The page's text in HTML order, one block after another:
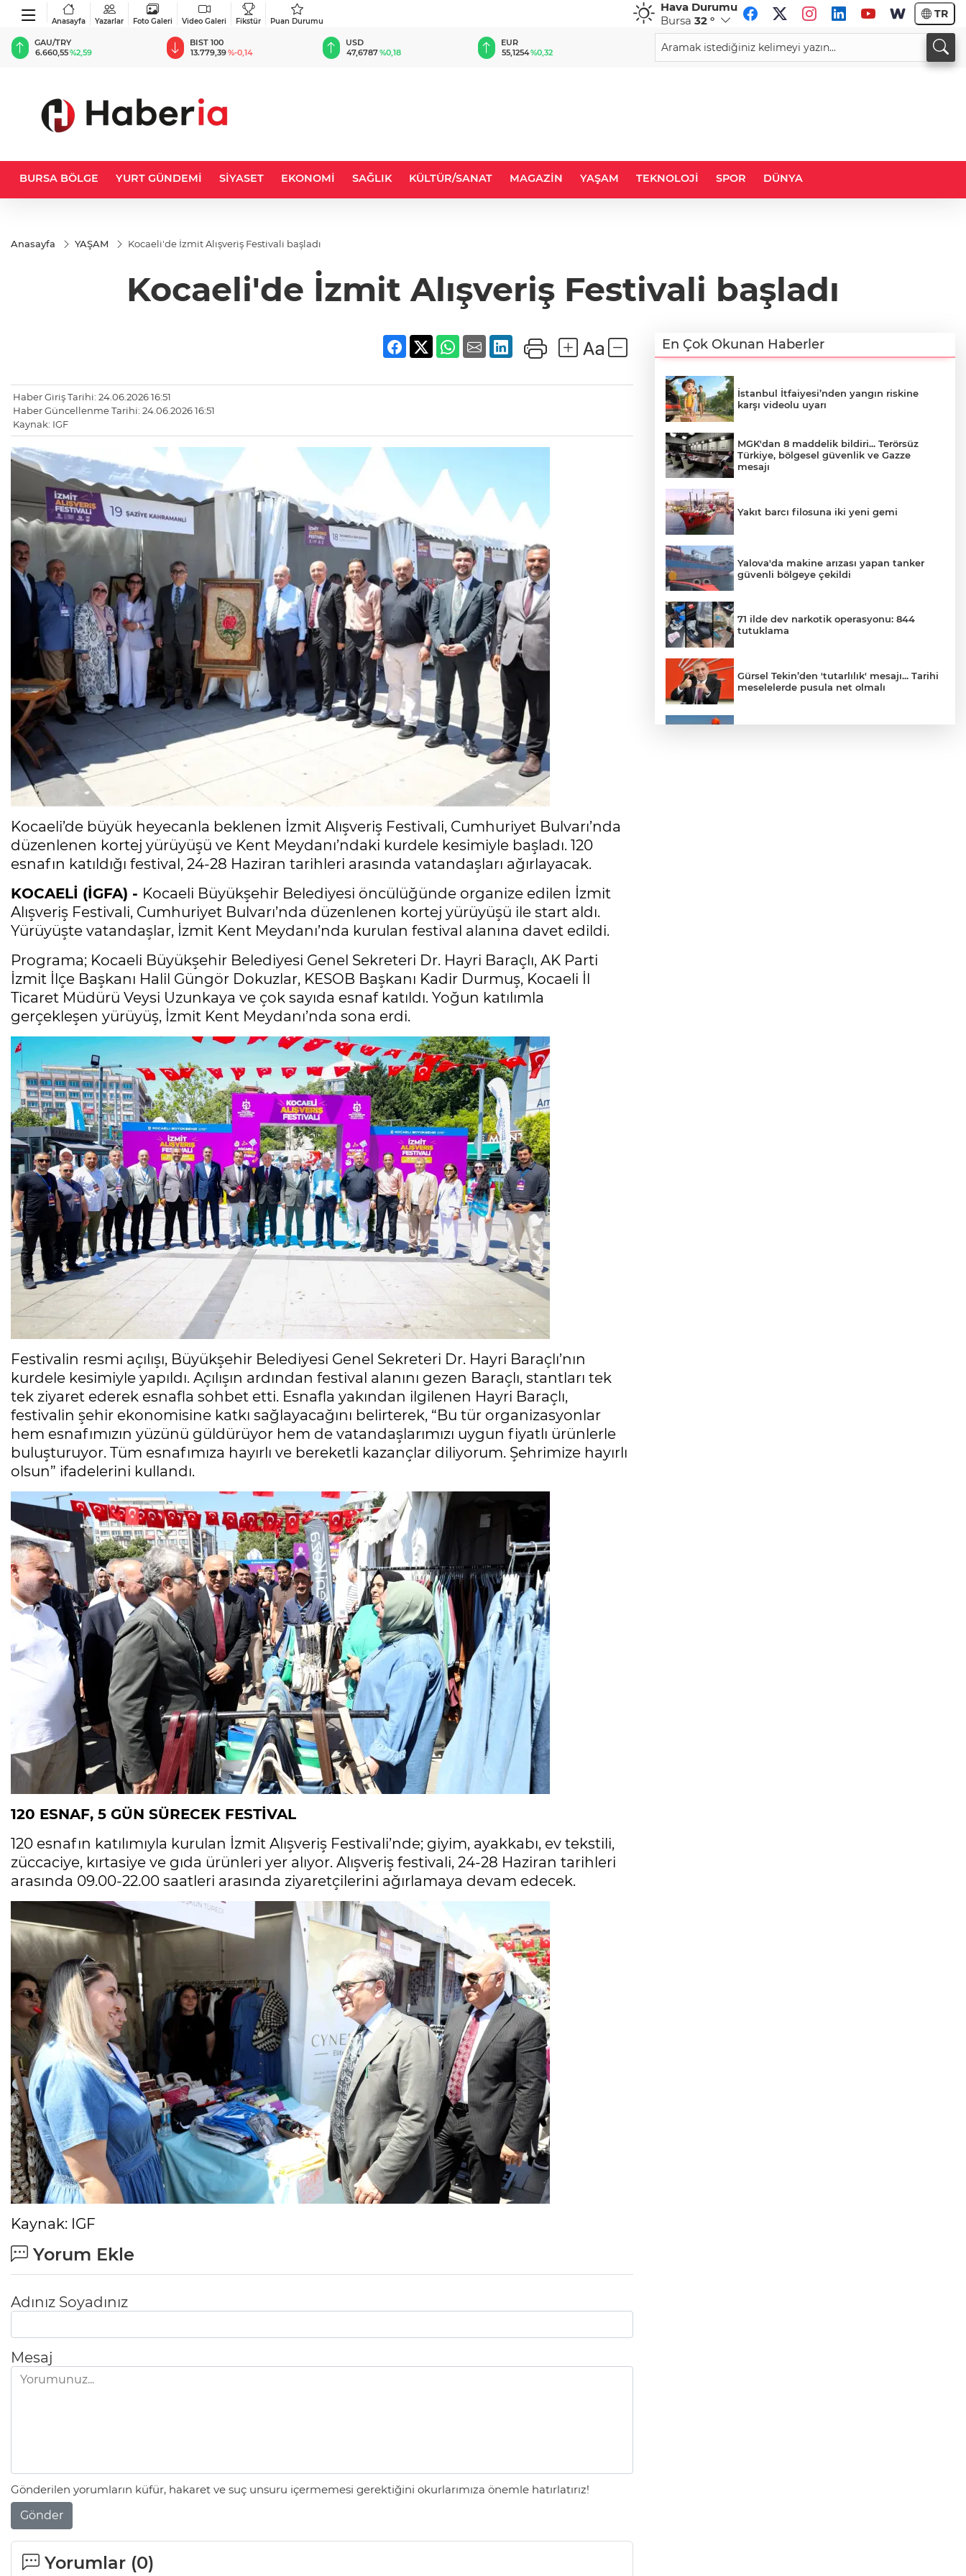
Anasayfa Yazarlar Foto Galeri Video Galeri Fikstür Puan Durumu
Hava Durumu
Bursa 32 ° TR
BIST 100
13.779,39%-0,14
USD
47,6787%0,18
EUR
55,1254%0,32
GBP
64,3468%0,38
CHF
59,0083%0,82
34,1883
BURSA BÖLGE YURT GÜNDEMİ SİYASET EKONOMİ SAĞLIK KÜLTÜR/SANAT MAGAZİN YAŞAM TEKNOLOJİ SPOR DÜNYA
Anasayfa YAŞAM Kocaeli'de İzmit Alışveriş Festivali başladı
Kocaeli'de İzmit Alışveriş Festivali başladı
Haber Giriş Tarihi: 24.06.2026 16:51
Haber Güncellenme Tarihi: 24.06.2026 16:51
Kaynak: IGF
Kocaeli’de büyük heyecanla beklenen İzmit Alışveriş Festivali, Cumhuriyet Bulvarı’nda
düzenlenen kortej yürüyüşü ve Kent Meydanı’ndaki kurdele kesimiyle başladı. 120
esnafın katıldığı festival, 24-28 Haziran tarihleri arasında vatandaşları ağırlayacak.
KOCAELİ (İGFA) - Kocaeli Büyükşehir Belediyesi öncülüğünde organize edilen İzmit
Alışveriş Festivali, Cumhuriyet Bulvarı’nda düzenlenen kortej yürüyüşü ile start aldı.
Yürüyüşte vatandaşlar, İzmit Kent Meydanı’nda kurulan festival alanına davet edildi.
Programa; Kocaeli Büyükşehir Belediyesi Genel Sekreteri Dr. Hayri Baraçlı, AK Parti
İzmit İlçe Başkanı Halil Güngör Dokuzlar, KESOB Başkanı Kadir Durmuş, Kocaeli İl
Ticaret Müdürü Veysi Uzunkaya ve çok sayıda esnaf katıldı. Yoğun katılımla
gerçekleşen yürüyüş, İzmit Kent Meydanı’nda sona erdi.
Festivalin resmi açılışı, Büyükşehir Belediyesi Genel Sekreteri Dr. Hayri Baraçlı’nın
kurdele kesimiyle yapıldı. Açılışın ardından festival alanını gezen Baraçlı, stantları tek
tek ziyaret ederek esnafla sohbet etti. Esnafla yakından ilgilenen Hayri Baraçlı,
festivalin şehir ekonomisine katkı sağlayacağını belirterek, “Bu tür organizasyonlar
hem esnafımızın yüzünü güldürüyor hem de vatandaşlarımızı uygun fiyatlı ürünlerle
buluşturuyor. Tüm esnafımıza hayırlı ve bereketli kazançlar diliyorum. Şehrimize hayırlı
olsun” ifadelerini kullandı.
120 ESNAF, 5 GÜN SÜRECEK FESTİVAL
120 esnafın katılımıyla kurulan İzmit Alışveriş Festivali’nde; giyim, ayakkabı, ev tekstili,
züccaciye, kırtasiye ve gıda ürünleri yer alıyor. Alışveriş festivali, 24-28 Haziran tarihleri
arasında 09.00-22.00 saatleri arasında ziyaretçilerini ağırlamaya devam edecek.
Kaynak: IGF
Yorum Ekle
Adınız Soyadınız
Mesaj
Gönderilen yorumların küfür, hakaret ve suç unsuru içermemesi gerektiğini okurlarımıza önemle hatırlatırız!
Gönder
Yorumlar (0)
En Çok Okunan Haberler
İstanbul İtfaiyesi’nden yangın riskine
karşı videolu uyarı
MGK'dan 8 maddelik bildiri... Terörsüz
Türkiye, bölgesel güvenlik ve Gazze
mesajı
Yakıt barcı filosuna iki yeni gemi
Yalova'da makine arızası yapan tanker
güvenli bölgeye çekildi
71 ilde dev narkotik operasyonu: 844
tutuklama
Gürsel Tekin’den 'tutarlılık' mesajı... Tarihi
meselelerde pusula net olmalı